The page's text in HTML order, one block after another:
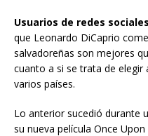
Usuarios de redes
que Leonardo DiCaprio
salvadoreñas son mejores
cuanto a si se trata de
varios países.
Lo anterior sucedió durante
su nueva película Once